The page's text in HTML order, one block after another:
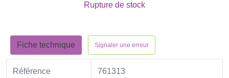
Rupture de stock
Fiche technique Signaler une erreur
Référence 761313